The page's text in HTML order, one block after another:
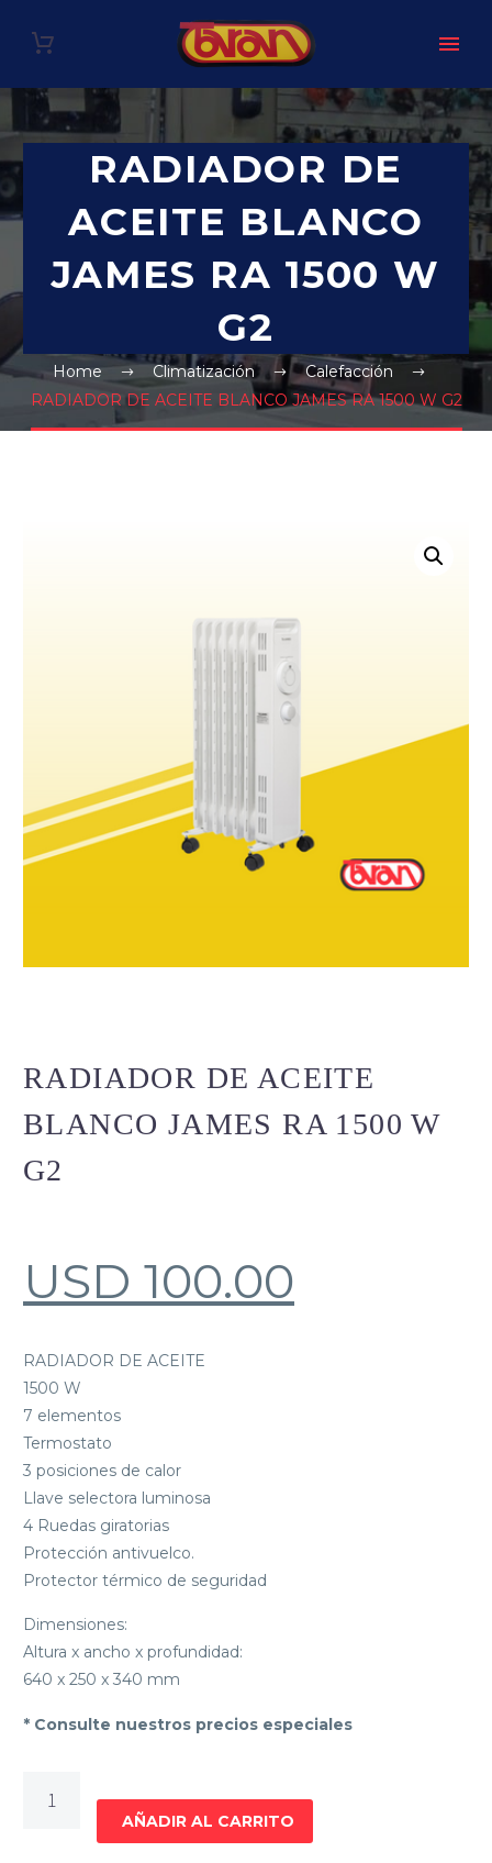
RADIADOR DE
ACEITE BLANCO
JAMES RA 1500 W
G2
Home Climatización
Calefacción
RADIADOR DE ACEITE BLANCO JAMES RA 1500 W G2
RADIADOR DE ACEITE
BLANCO JAMES RA 1500 W
G2
USD 100.00
RADIADOR DE ACEITE
1500 W
7 elementos
Termostato
3 posiciones de calor
Llave selectora luminosa
4 Ruedas giratorias
Protección antivuelco.
Protector térmico de seguridad
Dimensiones:
Altura x ancho x profundidad:
640 x 250 x 340 mm
* Consulte nuestros precios especiales
AÑADIR AL CARRITO